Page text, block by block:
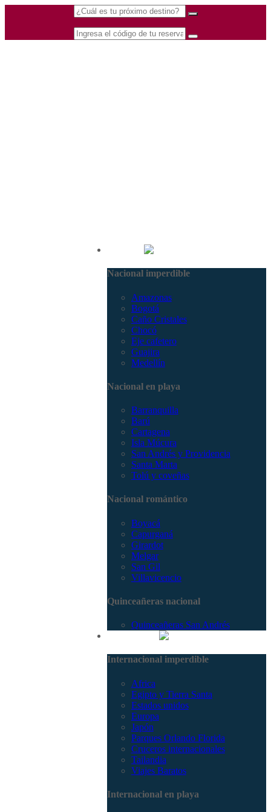
Nacional imperdible
Amazonas
Bogotá
Caño Cristales
Chocó
Eje cafetero
Guajira
Medellín
Nacional en playa
Barranquilla
Barú
Cartagena
Isla Múcura
San Andrés y Providencia
Santa Marta
Tolú y coveñas
Nacional romántico
Boyacá
Capurganá
Girardot
Melgar
San Gil
Villavicencio
Quinceañeras nacional
Quinceañeras San Andrés
Internacional imperdible
Africa
Egipto y Tierra Santa
Estados unidos
Europa
Japón
Parques Orlando Florida
Cruceros internacionales
Tailandia
Viajes Baratos
Internacional en playa